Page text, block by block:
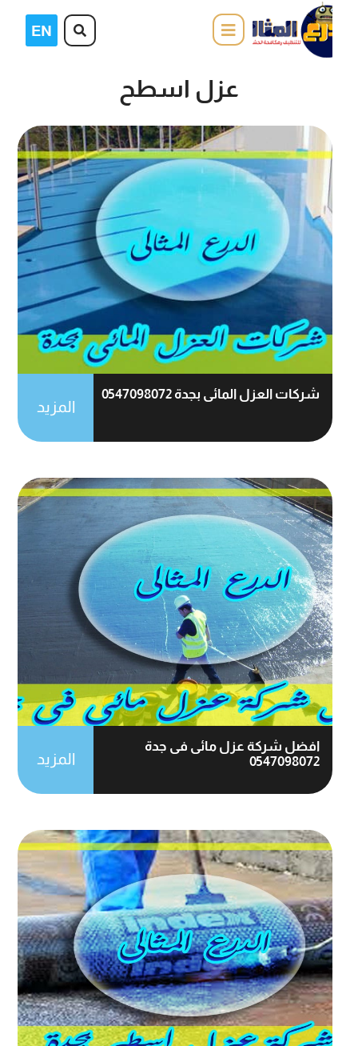
عزل اسطح
شركات العزل المائى بجدة 0547098072
المزيد
افضل شركة عزل مائى فى جدة
0547098072
المزيد